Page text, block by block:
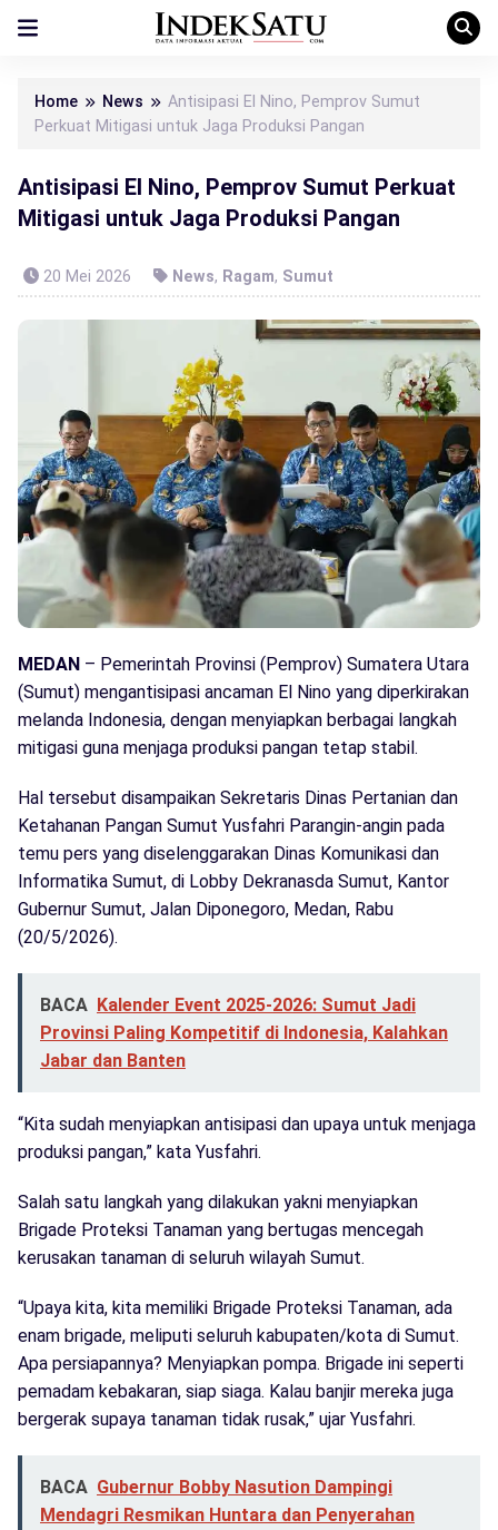
Home News
Antisipasi El Nino, Pemprov Sumut
Perkuat Mitigasi untuk Jaga Produksi Pangan
Antisipasi El Nino, Pemprov Sumut Perkuat
Mitigasi untuk Jaga Produksi Pangan
20 Mei 2026 News, Ragam, Sumut
MEDAN – Pemerintah Provinsi (Pemprov) Sumatera Utara
(Sumut) mengantisipasi ancaman El Nino yang diperkirakan
melanda Indonesia, dengan menyiapkan berbagai langkah
mitigasi guna menjaga produksi pangan tetap stabil.
Hal tersebut disampaikan Sekretaris Dinas Pertanian dan
Ketahanan Pangan Sumut Yusfahri Parangin-angin pada
temu pers yang diselenggarakan Dinas Komunikasi dan
Informatika Sumut, di Lobby Dekranasda Sumut, Kantor
Gubernur Sumut, Jalan Diponegoro, Medan, Rabu
(20/5/2026).
BACA Kalender Event 2025-2026: Sumut Jadi
Provinsi Paling Kompetitif di Indonesia, Kalahkan
Jabar dan Banten
“Kita sudah menyiapkan antisipasi dan upaya untuk menjaga
produksi pangan,” kata Yusfahri.
Salah satu langkah yang dilakukan yakni menyiapkan
Brigade Proteksi Tanaman yang bertugas mencegah
kerusakan tanaman di seluruh wilayah Sumut.
“Upaya kita, kita memiliki Brigade Proteksi Tanaman, ada
enam brigade, meliputi seluruh kabupaten/kota di Sumut.
Apa persiapannya? Menyiapkan pompa. Brigade ini seperti
pemadam kebakaran, siap siaga. Kalau banjir mereka juga
bergerak supaya tanaman tidak rusak,” ujar Yusfahri.
BACA Gubernur Bobby Nasution Dampingi
Mendagri Resmikan Huntara dan Penyerahan